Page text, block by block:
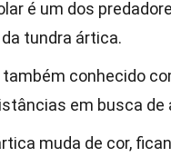
é um dos
tundra ártica.
também conhecido
em busca de
muda de cor,